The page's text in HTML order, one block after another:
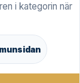
i kategorin när